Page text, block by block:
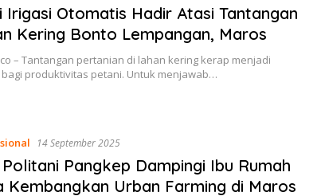
Irigasi Otomatis Hadir Atasi Tantangan
Kering Bonto Lempangan, Maros
– Tantangan pertanian di lahan kering kerap menjadi
produktivitas petani. Untuk menjawab…
14 September 2025
Pangkep Dampingi Ibu Rumah
Kembangkan Urban Farming di Maros